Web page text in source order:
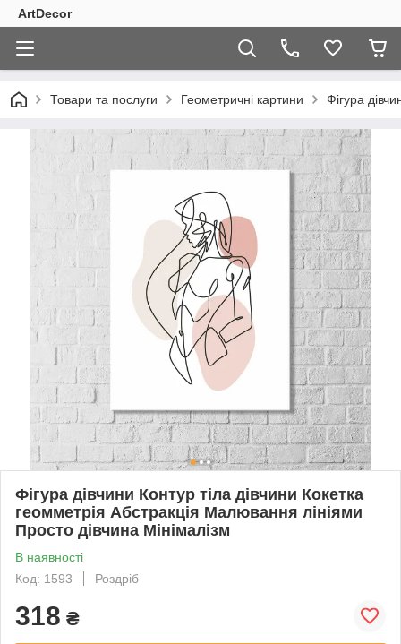
ArtDecor
Товари та послуги Геометричні картини Фігура
Фігура дівчини Контур тіла дівчини Кокетка
геомметрія Абстракція Малювання лініями
Просто дівчина Мінімалізм
В наявності
Код: 1593
Роздріб
318 ₴